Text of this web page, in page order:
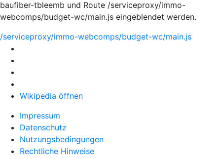
baufiber-tbleemb und Route /serviceproxy/immo-
webcomps/budget-wc/main.js eingeblendet werden.
/serviceproxy/immo-webcomps/budget-wc/main.js
Wikipedia öffnen
Impressum
Datenschutz
Nutzungsbedingungen
Rechtliche Hinweise